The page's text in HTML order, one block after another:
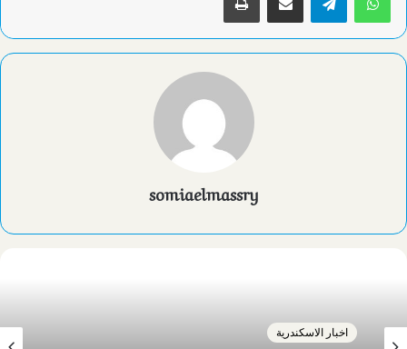
somiaelmassry
اخبار الاسكندرية